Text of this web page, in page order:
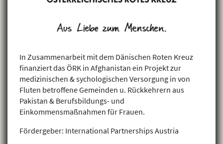
In Zusammenarbeit mit dem Dänischen Roten Kreuz
finanziert das ÖRK in Afghanistan ein Projekt zur
medizinischen & sychologischen Versorgung in von
Fluten betroffene Gemeinden u. Rückkehrern aus
Pakistan & Berufsbildungs- und
Einkommensmaßnahmen für Frauen.
Fördergeber: International Partnerships Austria